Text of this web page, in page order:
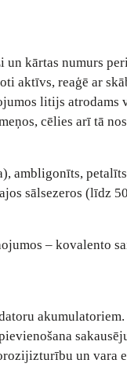
kārtas numurs
aktīvs, reaģē ar
litijs
cēlies arī tā
ambligonīts,
sālsezeros (līdz
– kovalento
un vara